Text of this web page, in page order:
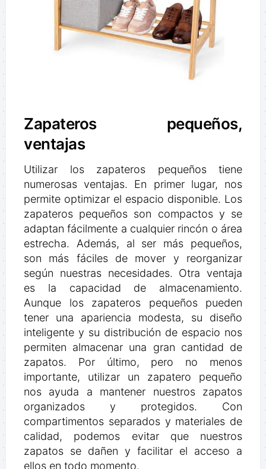
Zapateros pequeños,
ventajas
Utilizar los zapateros pequeños tiene
numerosas ventajas. En primer lugar, nos
permite optimizar el espacio disponible. Los
zapateros pequeños son compactos y se
adaptan fácilmente a cualquier rincón o área
estrecha. Además, al ser más pequeños,
son más fáciles de mover y reorganizar
según nuestras necesidades. Otra ventaja
es la capacidad de almacenamiento.
Aunque los zapateros pequeños pueden
tener una apariencia modesta, su diseño
inteligente y su distribución de espacio nos
permiten almacenar una gran cantidad de
zapatos. Por último, pero no menos
importante, utilizar un zapatero pequeño
nos ayuda a mantener nuestros zapatos
organizados y protegidos. Con
compartimentos separados y materiales de
calidad, podemos evitar que nuestros
zapatos se dañen y facilitar el acceso a
ellos en todo momento.